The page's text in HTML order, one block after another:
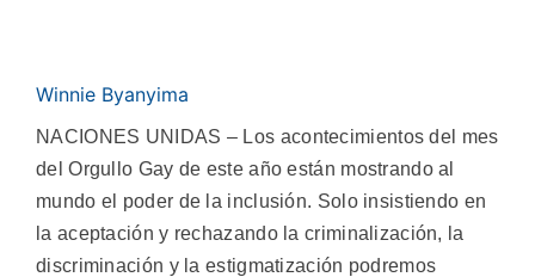
Winnie Byanyima
NACIONES UNIDAS – Los acontecimientos del mes
del Orgullo Gay de este año están mostrando al
mundo el poder de la inclusión. Solo insistiendo en
la aceptación y rechazando la criminalización, la
discriminación y la estigmatización podremos